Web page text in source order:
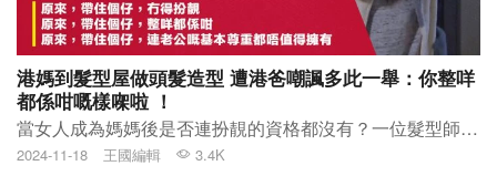
港媽到髮型屋做頭髮造型 遭港爸嘲諷多此一舉：你整咩
都係咁嘅樣㗎啦 ！
當女人成為媽媽後是否連扮靚的資格都沒有？一位髮型師日前在社文平台發帖分享關於女人當媽媽後的悲哀，她指遇到一位港媽帶著老公和兒子來弄頭髮造型，一開始港媽興奮又期待地在挑選造型，但當她想尋求老公的意見時，卻遭對方嫌棄說：「你整咩都係咁嘅樣架啦，帶住個仔，同朋友食餐飯洗乜搞咁多嘢呀？」，髮型師雖然沒有即場出聲，但心底裡替港媽不值及不忿為何港媽默默地接受批評，而不忠於自己的感受，概嘆女人是否當媽後就連扮靚的資格都沒有，「原來，帶住個仔，連老公嘅基本尊重都唔值得擁有」，帖文引起網民討論，很多人指媽媽們應該好好善待自己，不應該失去自我。
2024-11-18 王國編輯 3.4K